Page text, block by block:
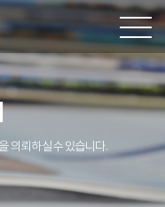
의뢰하실수 있습니다.